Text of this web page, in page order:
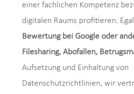
einer fachlichen Kompetenz
digitalen Raums profitieren.
Bewertung bei Google oder
Filesharing, Abofallen,
Aufsetzung und Einhaltung von
Datenschutzrichtlinien, wir